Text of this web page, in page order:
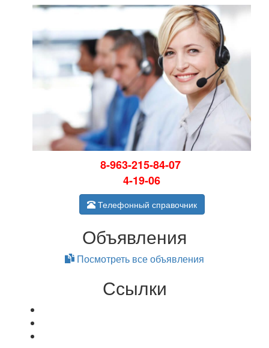
8-963-215-84-07
4-19-06
Телефонный справочник
Объявления
Посмотреть все объявления
Ссылки